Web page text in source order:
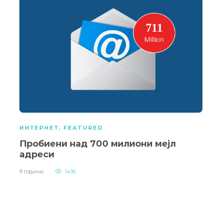
ИНТЕРНЕТ, FEATURED
Пробиени над 700 милиони мејл
адреси
9 години 1416